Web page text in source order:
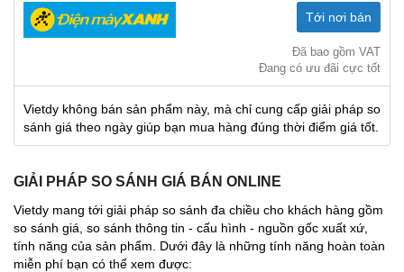
Tới nơi bán
Đã bao gồm VAT
Đang có ưu đãi cực tốt
Vietdy không bán sản phẩm này, mà chỉ cung cấp giải pháp so
sánh giá theo ngày giúp bạn mua hàng đúng thời điểm giá tốt.
GIẢI PHÁP SO SÁNH GIÁ BÁN ONLINE
Vietdy mang tới giải pháp so sánh đa chiều cho khách hàng gồm
so sánh giá, so sánh thông tin - cấu hình - nguồn gốc xuất xứ,
tính năng của sản phẩm. Dưới đây là những tính năng hoàn toàn
miễn phí bạn có thể xem được: